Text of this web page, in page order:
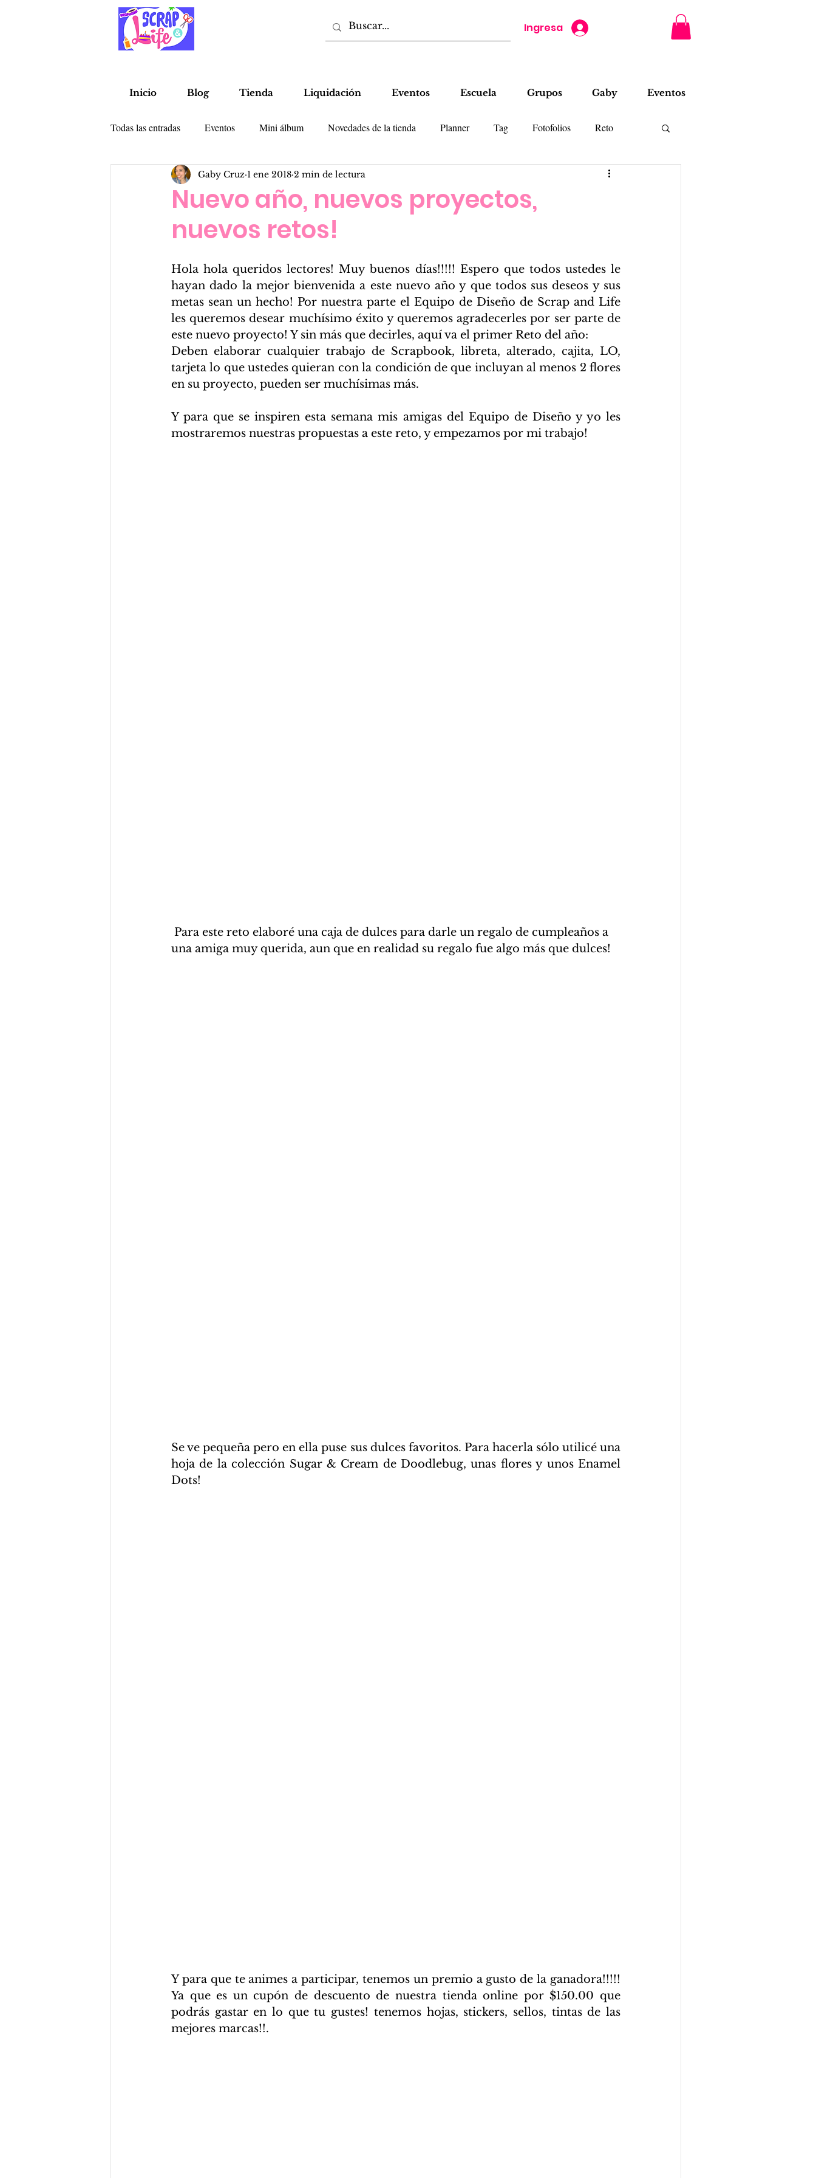
Ingresa
Inicio Blog Tienda Liquidación Eventos Escuela Grupos Gaby Eventos
Todas las entradas Eventos Mini álbum Novedades de la tienda Planner Tag Fotofolios Reto
Alterados Libretas Tarjetas LO Cajas
Nuevo año, nuevos proyectos,
nuevos retos!
Gaby Cruz 1 ene 2018 2 min de lectura
Hola hola queridos lectores! Muy buenos días!!!!! Espero que todos ustedes le
hayan dado la mejor bienvenida a este nuevo año y que todos sus deseos y sus
metas sean un hecho! Por nuestra parte el Equipo de Diseño de Scrap and Life
les queremos desear muchísimo éxito y queremos agradecerles por ser parte de
este nuevo proyecto! Y sin más que decirles, aquí va el primer Reto del año:
Deben elaborar cualquier trabajo de Scrapbook, libreta, alterado, cajita, LO,
tarjeta lo que ustedes quieran con la condición de que incluyan al menos 2 flores
en su proyecto, pueden ser muchísimas más.
Y para que se inspiren esta semana mis amigas del Equipo de Diseño y yo les
mostraremos nuestras propuestas a este reto, y empezamos por mi trabajo!
una amiga muy querida, aun que en realidad su regalo fue algo más que dulces!
Se ve pequeña pero en ella puse sus dulces favoritos. Para hacerla sólo utilicé una
hoja de la colección Sugar & Cream de Doodlebug, unas flores y unos Enamel
Dots!
Y para que te animes a participar, tenemos un premio a gusto de la ganadora!!!!!
Ya que es un cupón de descuento de nuestra tienda online por $150.00 que
podrás gastar en lo que tu gustes! tenemos hojas, stickers, sellos, tintas de las
mejores marcas!!.